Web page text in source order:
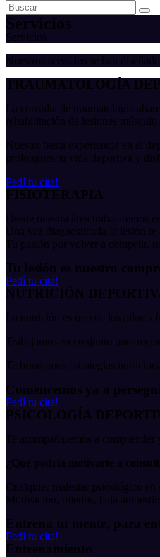
Servicios
Servicios
Nuestros servicios se han
TRAUMATOLOGÍA
La consulta de traumatología
rehabilitación de lesiones
Nuestra basta experiencia en el
prolongues tu vida deportiva y
Pedí tu cita!
FISIOTERAPIA
Desde nuestra área trabajaremos
Una vez diagnosticada la lesión
Tu pasión por volver a competir,
Tu lesión es nuestro
Pedí tu cita!
NUTRICIÓN
La nutrición es uno de los pilares
Trabajamos en conjunto para
Te brindamos estrategias
Comencemos ya a
Pedí tu cita!
PSICOLOGÍA
Te acompañaremos a
¿Qué podría motivarte a
Cualquier malestar psicológico
Motivación, miedos, baja
Entrena tu mente, para
Pedí tu cita!
Entrenamiento